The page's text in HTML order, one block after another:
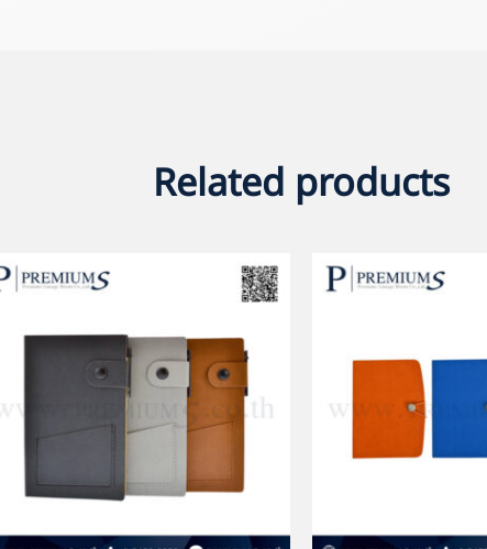
Related products